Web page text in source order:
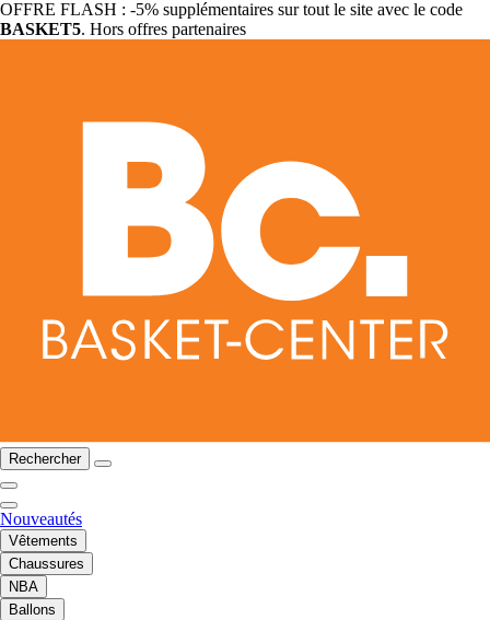
OFFRE FLASH : -5% supplémentaires sur tout le site avec le code
BASKET5. Hors offres partenaires
Rechercher
Nouveautés
Vêtements
Chaussures
NBA
Ballons